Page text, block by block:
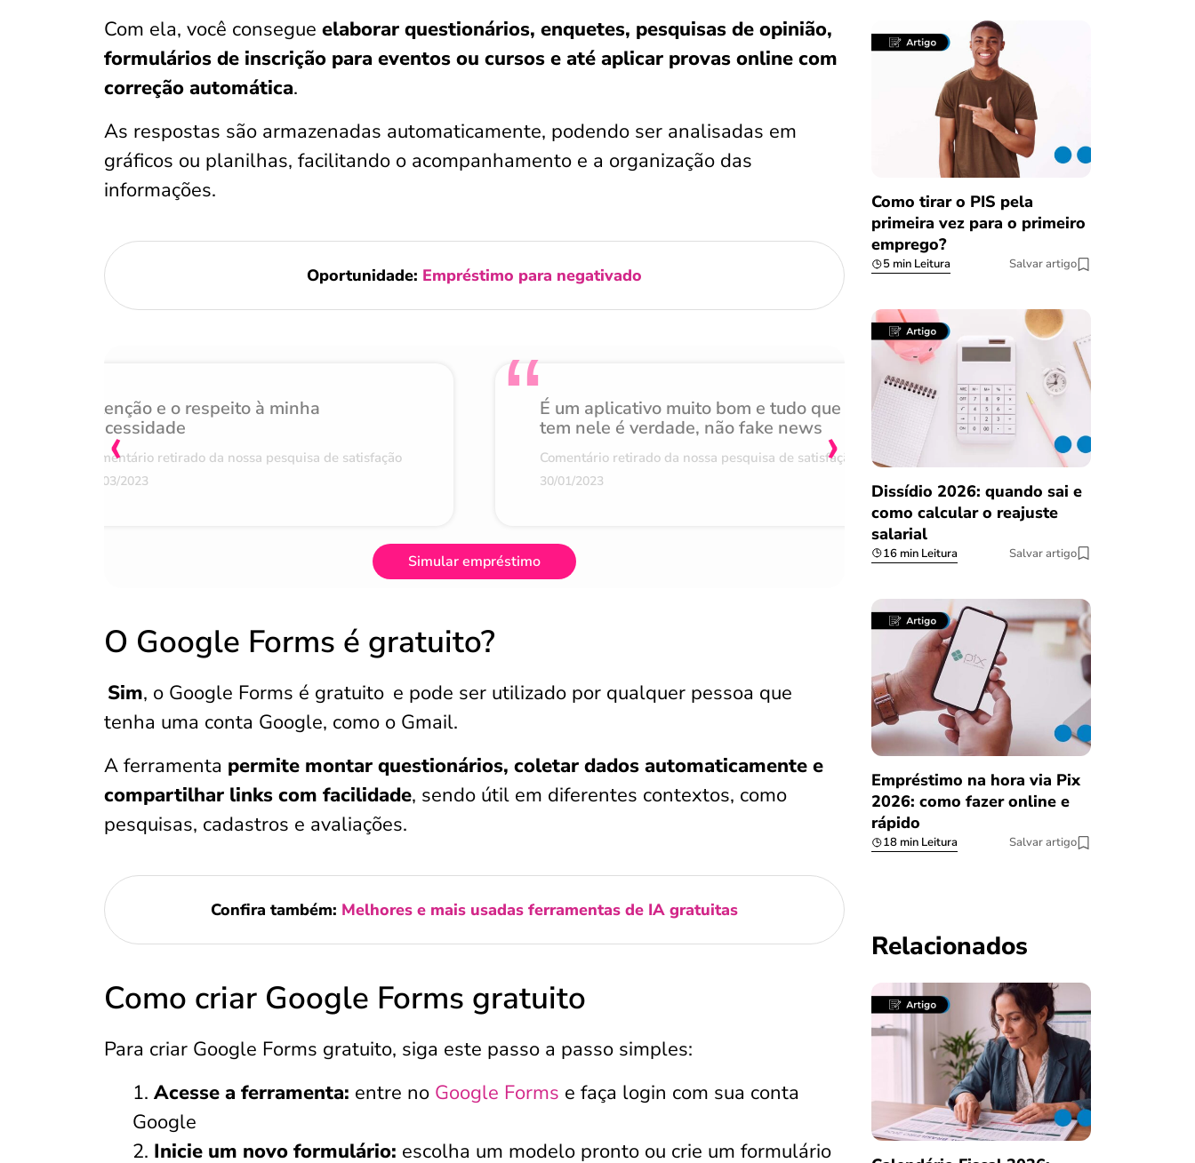
Com ela, você consegue elaborar questionários, enquetes, pesquisas de opinião,
formulários de inscrição para eventos ou cursos e até aplicar provas online com
correção automática.
As respostas são armazenadas automaticamente, podendo ser analisadas em
gráficos ou planilhas, facilitando o acompanhamento e a organização das
informações.
Oportunidade: Empréstimo para negativado
Atenção e o respeito à minha
necessidade
Comentário retirado da nossa pesquisa de satisfação
07/03/2023
É um aplicativo muito bom e tudo que
tem nele é verdade, não fake news
Comentário retirado da nossa pesquisa de satisfação
30/01/2023
Achei muito rápido,
burocracia
Comentário retirado da nossa
08/03/2023
‹ ›
Simular empréstimo
O Google Forms é gratuito?
Sim, o Google Forms é gratuito e pode ser utilizado por qualquer pessoa que
tenha uma conta Google, como o Gmail.
A ferramenta permite montar questionários, coletar dados automaticamente e
compartilhar links com facilidade, sendo útil em diferentes contextos, como
pesquisas, cadastros e avaliações.
Confira também: Melhores e mais usadas ferramentas de IA gratuitas
Como criar Google Forms gratuito
Para criar Google Forms gratuito, siga este passo a passo simples:
Acesse a ferramenta: entre no Google Forms e faça login com sua conta
Google
Inicie um novo formulário: escolha um modelo pronto ou crie um formulário
Como tirar o PIS pela
primeira vez para o primeiro
emprego?
5 min Leitura Salvar artigo
Dissídio 2026: quando sai e
como calcular o reajuste
salarial
16 min Leitura Salvar artigo
Empréstimo na hora via Pix
2026: como fazer online e
rápido
18 min Leitura Salvar artigo
Relacionados